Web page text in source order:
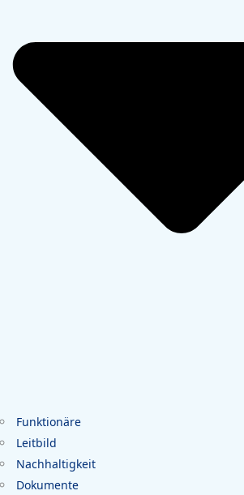
Funktionäre
Leitbild
Nachhaltigkeit
Dokumente